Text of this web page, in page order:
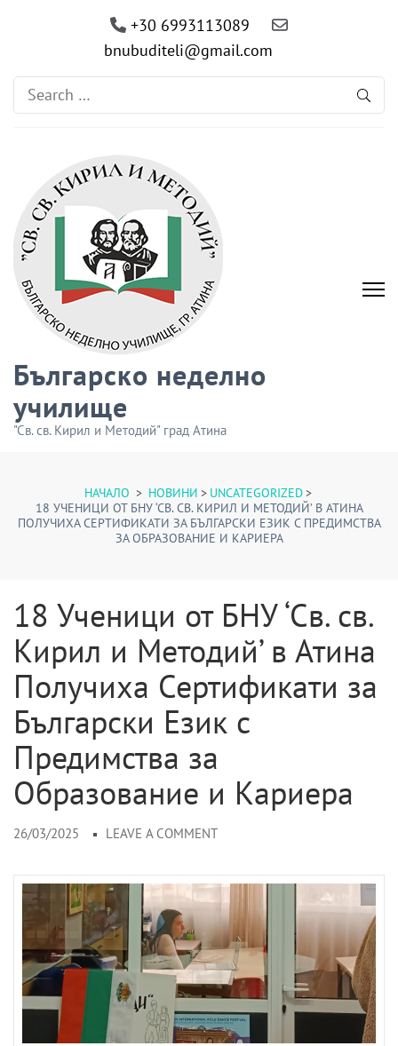
+30 6993113089
bnubuditeli@gmail.com
Search
for:
Българско неделно
училище
"Св. св. Кирил и Методий" град Атина
НАЧАЛО > НОВИНИ > UNCATEGORIZED>
18 УЧЕНИЦИ ОТ БНУ ‘СВ. СВ. КИРИЛ И МЕТОДИЙ’ В АТИНА
ПОЛУЧИХА СЕРТИФИКАТИ ЗА БЪЛГАРСКИ ЕЗИК С ПРЕДИМСТВА
ЗА ОБРАЗОВАНИЕ И КАРИЕРА
18 Ученици от БНУ ‘Св. св.
Кирил и Методий’ в Атина
Получиха Сертификати за
Български Език с
Предимства за
Образование и Кариера
26/03/2025 LEAVE A COMMENT